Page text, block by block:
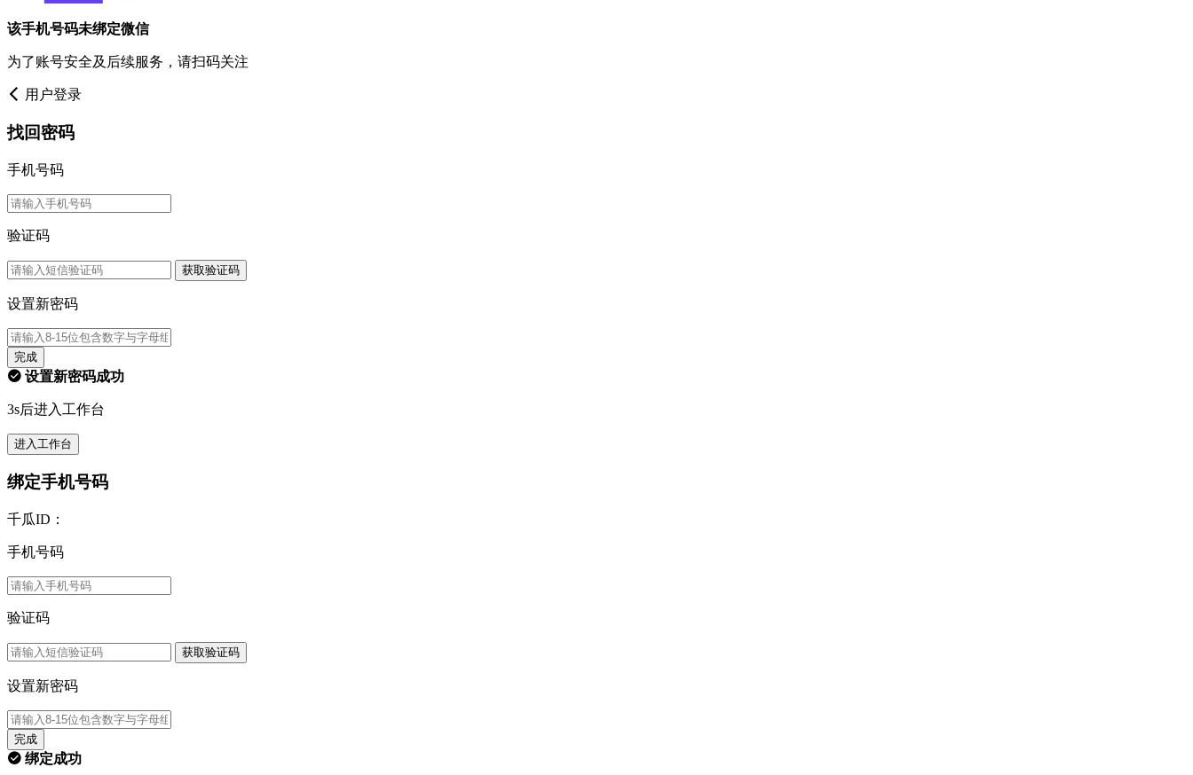
该手机号码未绑定微信
为了账号安全及后续服务，请扫码关注
用户登录
找回密码
手机号码
验证码
获取验证码
设置新密码
完成
设置新密码成功
3s后进入工作台
进入工作台
绑定手机号码
千瓜ID：
手机号码
验证码
获取验证码
设置新密码
完成
绑定成功